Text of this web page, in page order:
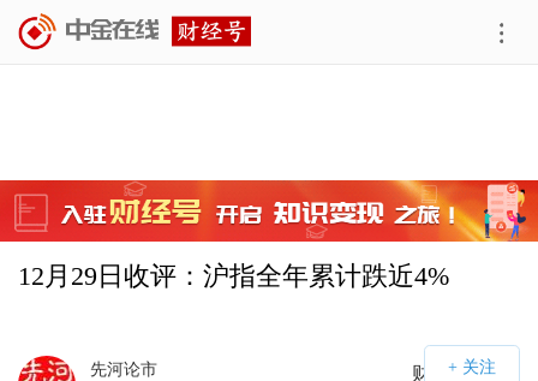
12月29日收评：沪指全年累计跌近4%
财经号APP
先河论市